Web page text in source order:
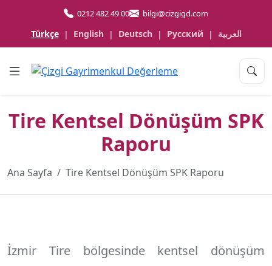
0212 482 49 00 bilgi@cizgigd.com
Türkçe | English | Deutsch | Русский | العربية
Tire Kentsel Dönüşüm SPK
Raporu
Ana Sayfa Tire Kentsel Dönüşüm SPK Raporu
İzmir Tirebölgesinde kentsel dönüşüm